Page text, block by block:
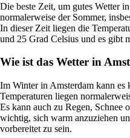
Die beste Zeit, um gutes Wetter
normalerweise der Sommer,
In dieser Zeit liegen die
und 25 Grad Celsius und es gibt
Wie ist das Wetter in
Im Winter in Amsterdam kann es
Temperaturen liegen
Es kann auch zu Regen, Schnee
wichtig, sich warm anzuziehen
vorbereitet zu sein.